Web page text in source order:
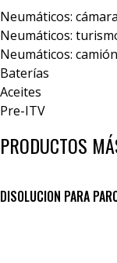
Neumáticos:
Neumáticos:
Neumáticos: camión
Baterías
Aceites
Pre-ITV
PRODUCTOS
DISOLUCION PARA